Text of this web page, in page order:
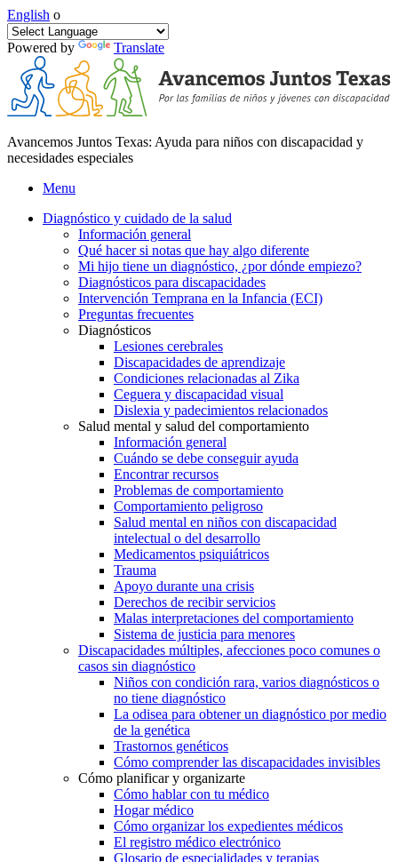
English o
Powered by Translate
Avancemos Juntos Texas: Ayuda para niños con discapacidad y
necesidades especiales
Menu
Diagnóstico y cuidado de la salud
Información general
Qué hacer si notas que hay algo diferente
Mi hijo tiene un diagnóstico, ¿por dónde empiezo?
Diagnósticos para discapacidades
Intervención Temprana en la Infancia (ECI)
Preguntas frecuentes
Diagnósticos
Lesiones cerebrales
Discapacidades de aprendizaje
Condiciones relacionadas al Zika
Ceguera y discapacidad visual
Dislexia y padecimientos relacionados
Salud mental y salud del comportamiento
Información general
Cuándo se debe conseguir ayuda
Encontrar recursos
Problemas de comportamiento
Comportamiento peligroso
Salud mental en niños con discapacidad
intelectual o del desarrollo
Medicamentos psiquiátricos
Trauma
Apoyo durante una crisis
Derechos de recibir servicios
Malas interpretaciones del comportamiento
Sistema de justicia para menores
Discapacidades múltiples, afecciones poco comunes o
casos sin diagnóstico
Niños con condición rara, varios diagnósticos o
no tiene diagnóstico
La odisea para obtener un diagnóstico por medio
de la genética
Trastornos genéticos
Cómo comprender las discapacidades invisibles
Cómo planificar y organizarte
Cómo hablar con tu médico
Hogar médico
Cómo organizar los expedientes médicos
El registro médico electrónico
Glosario de especialidades y terapias